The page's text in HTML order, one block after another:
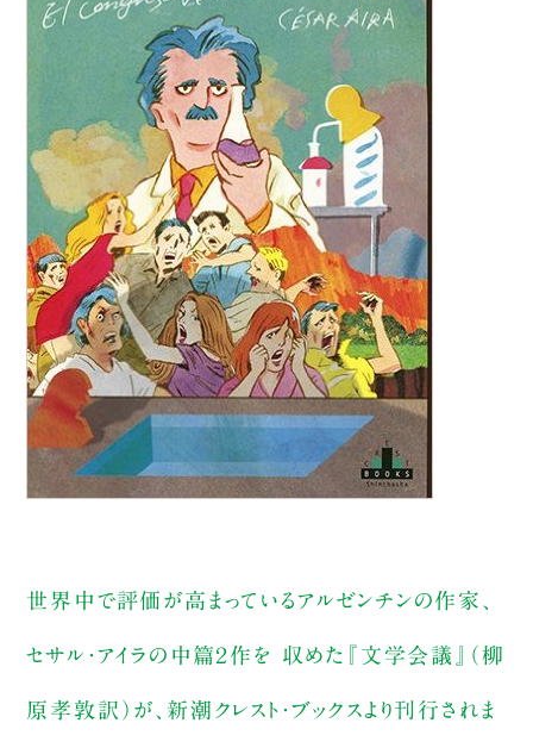
世界中で評価が高まっているアルゼンチンの作家、
セサル・アイラの中篇２作を 収めた『文学会議』（柳
原孝敦訳）が、新潮クレスト・ブックスより刊行されま